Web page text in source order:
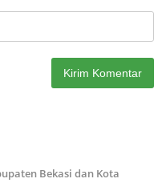
Bekasi dan Kota